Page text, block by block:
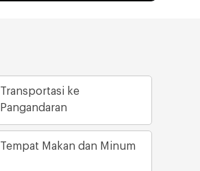
Transportasi ke
Pangandaran
Tempat Makan dan Minum